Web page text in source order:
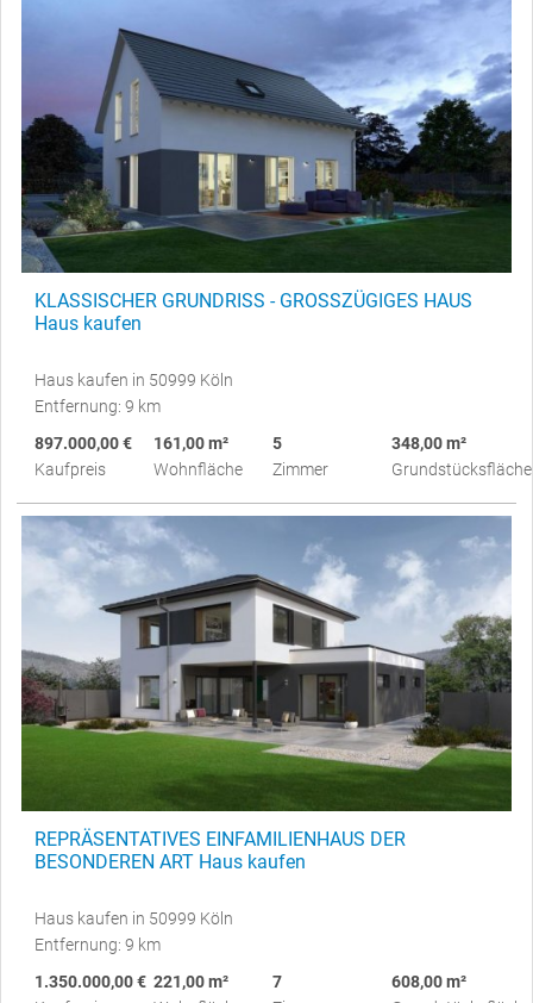
KLASSISCHER GRUNDRISS - GROSSZÜGIGES HAUS
Haus kaufen
Haus kaufen in 50999 Köln
Entfernung: 9 km
897.000,00 €
Kaufpreis
161,00 m²
Wohnfläche
5
Zimmer
348,00 m²
Grundstücksfläche
REPRÄSENTATIVES EINFAMILIENHAUS DER
BESONDEREN ART Haus kaufen
Haus kaufen in 50999 Köln
Entfernung: 9 km
1.350.000,00 € 221,00 m²
7
608,00 m²